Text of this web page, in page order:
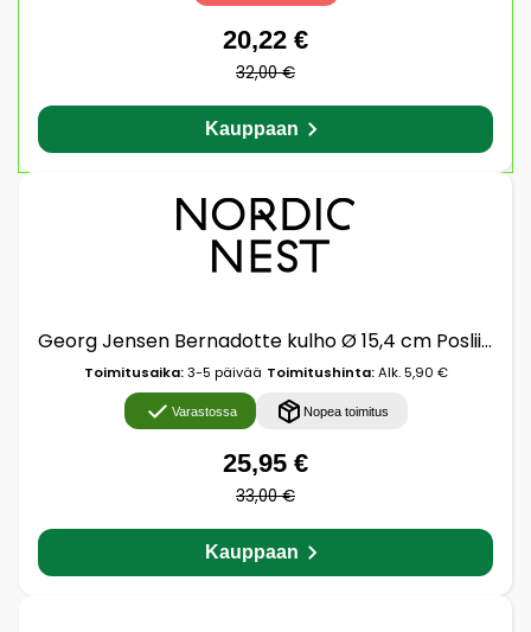
20,22 €
32,00 €
Kauppaan
Georg Jensen Bernadotte kulho Ø 15,4 cm Posliini
Toimitusaika:3-5 päivää Toimitushinta:Alk. 5,90 €
Varastossa Nopea toimitus
25,95 €
33,00 €
Kauppaan